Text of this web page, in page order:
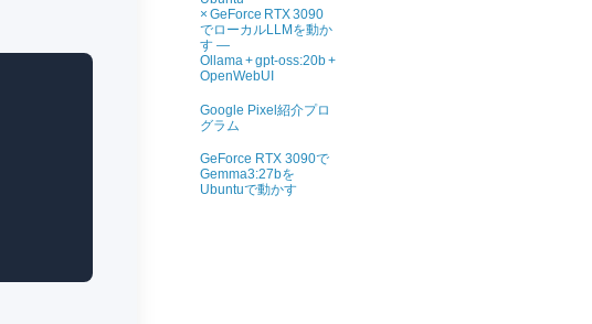
× GeForce RTX 3090
でローカルLLMを動か
す ―
Ollama + gpt‑oss:20b +
OpenWebUI
Google Pixel紹介プロ
グラム
GeForce RTX 3090で
Gemma3:27bを
Ubuntuで動かす